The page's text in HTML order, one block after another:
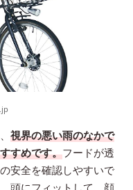
視界の悪い雨のなかで
すめです。フードが透
安全を確認しやすいで
頭にフィットして、顔